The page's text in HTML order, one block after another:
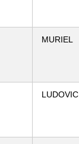
MURIEL
LUDOVIC